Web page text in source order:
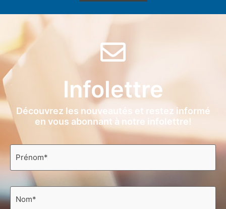
Infolettre
Découvrez les nouveautés et restez informé
en vous abonnant à notre infolettre!
Prénom
Nom